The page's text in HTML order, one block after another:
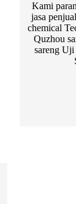
Kami
jasa
chemical
Quzhou
sareng